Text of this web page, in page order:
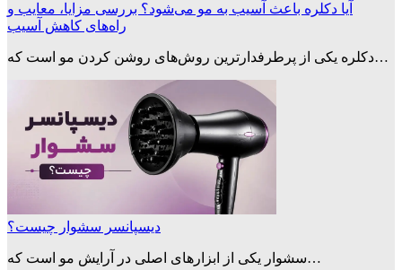
آیا دکلره باعث آسیب به مو می‌شود؟ بررسی مزایا، معایب و
راه‌های کاهش آسیب
دکلره یکی از پرطرفدارترین روش‌های روشن کردن مو است که…
دیسپانسر سشوار چیست؟
سشوار یکی از ابزارهای اصلی در آرایش مو است که…